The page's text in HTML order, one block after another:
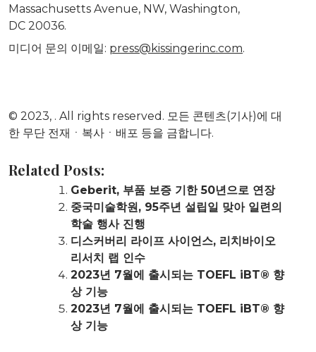
Massachusetts Avenue, NW, Washington,
DC 20036.
미디어 문의 이메일: press@kissingerinc.com.
© 2023, . All rights reserved. 모든 콘텐츠(기사)에 대
한 무단 전재ㆍ복사ㆍ배포 등을 금합니다.
Related Posts:
Geberit, 부품 보증 기한 50년으로 연장
중국미술학원, 95주년 설립일 맞아 일련의
학술 행사 진행
디스커버리 라이프 사이언스, 리치바이오
리서치 랩 인수
2023년 7월에 출시되는 TOEFL iBT® 향
상 기능
2023년 7월에 출시되는 TOEFL iBT® 향
상 기능